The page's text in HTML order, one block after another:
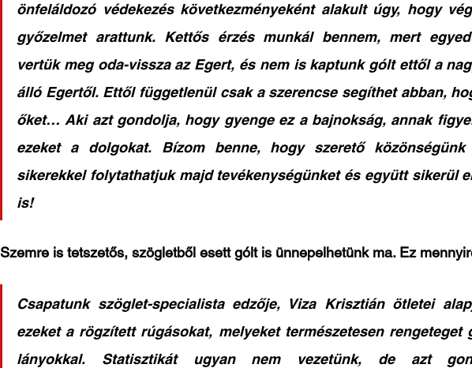
önfeláldozó védekezés következményeként alakult úgy, hogy
győzelmet arattunk. Kettős érzés munkál bennem, mert
vertük meg oda-vissza az Egert, és nem is kaptunk gólt ettől a
álló Egertől. Ettől függetlenül csak a szerencse segíthet abban,
őket… Aki azt gondolja, hogy gyenge ez a bajnokság, annak
ezeket a dolgokat. Bízom benne, hogy szerető
sikerekkel folytathatjuk majd tevékenységünket és együtt sikerül
is!
Szemre is tetszetős, szögletből esett gólt is ünnepelhetünk ma. Ez
Csapatunk szöglet-specialista edzője, Viza Krisztián ötletei
ezeket a rögzített rúgásokat, melyeket természetesen rengeteget
lányokkal. Statisztikát ugyan nem vezetünk, de azt